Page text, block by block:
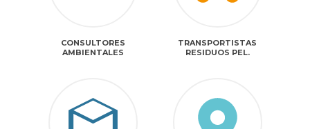
CONSULTORES
AMBIENTALES
TRANSPORTISTAS
RESIDUOS PEL.